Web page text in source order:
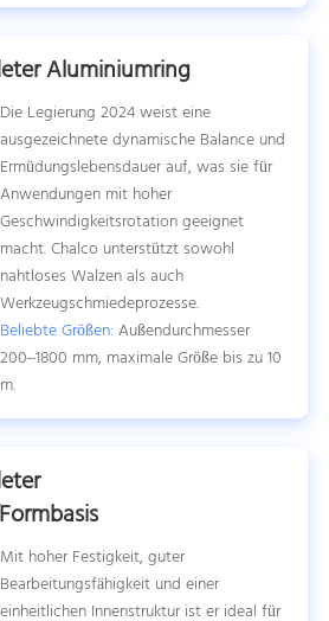
Aluminiumring
Die Legierung 2024 weist eine
ausgezeichnete dynamische Balance und
Ermüdungslebensdauer auf, was sie für
Anwendungen mit hoher
Geschwindigkeitsrotation geeignet
macht. Chalco unterstützt sowohl
nahtloses Walzen als auch
Werkzeugschmiedeprozesse.
Beliebte Größen: Außendurchmesser
200–1800 mm, maximale Größe bis zu 10
m.
Mit hoher Festigkeit, guter
Bearbeitungsfähigkeit und einer
einheitlichen Innenstruktur ist er ideal für